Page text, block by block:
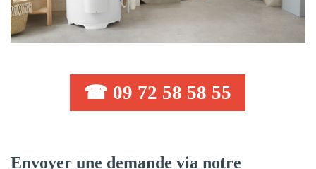
☎ 09 72 58 58 55
Envoyer une demande via notre